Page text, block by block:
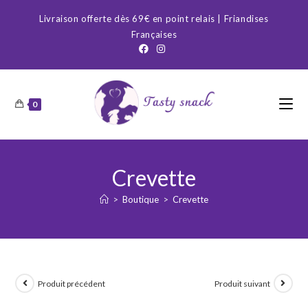
Livraison offerte dès 69€ en point relais | Friandises
Françaises
0
Crevette
> Boutique > Crevette
Produit précédent Produit suivant